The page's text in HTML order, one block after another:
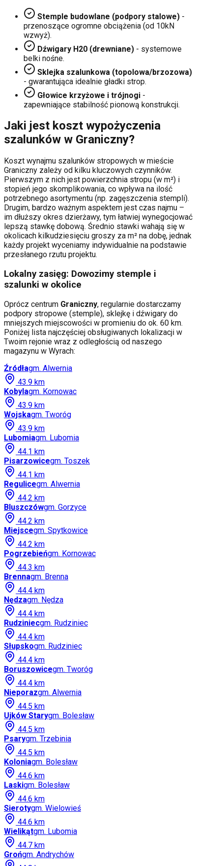
Stemple budowlane (podpory stalowe) -
przenoszące ogromne obciążenia (od 10kN
wzwyż).
Dźwigary H20 (drewniane) - systemowe
belki nośne.
Sklejka szalunkowa (topolowa/brzozowa)
- gwarantująca idealnie gładki strop.
Głowice krzyżowe i trójnogi -
zapewniające stabilność pionową konstrukcji.
Jaki jest koszt wypożyczenia
szalunków w Graniczny?
Koszt wynajmu szalunków stropowych w mieście
Graniczny zależy od kilku kluczowych czynników.
Pierwszym z nich jest powierzchnia stropu (w m²) i
stopień jego skomplikowania, co wpływa na ilość
potrzebnego asortymentu (np. zagęszczenia stempli).
Drugim, bardzo ważnym aspektem jest czas najmu –
im dłuższy okres dzierżawy, tym łatwiej wynegocjować
lepszą stawkę dobową. Średnio stawki wahają się w
okolicach kilkudziesięciu groszy za m² na dobę, jednak
każdy projekt wyceniamy indywidualnie na podstawie
przesłanego rzutu projektu.
Lokalny zasięg: Dowozimy stemple i
szalunki w okolice
Oprócz centrum Graniczny, regularnie dostarczamy
podpory stropowe (stemple), sklejkę i dźwigary do
mniejszych miejscowości w promieniu do ok. 60 km.
Poniżej lista najczęściej obsługiwanych lokalizacji w
Twoim rejonie wraz z odległością od naszego
magazynu w Wyrach:
Źródłagm. Alwernia
43.9 km
Kobylagm. Kornowac
43.9 km
Wojskagm. Tworóg
43.9 km
Lubomiagm. Lubomia
44.1 km
Pisarzowicegm. Toszek
44.1 km
Regulicegm. Alwernia
44.2 km
Bluszczówgm. Gorzyce
44.2 km
Miejscegm. Spytkowice
44.2 km
Pogrzebieńgm. Kornowac
44.3 km
Brennagm. Brenna
44.4 km
Nędzagm. Nędza
44.4 km
Rudziniecgm. Rudziniec
44.4 km
Słupskogm. Rudziniec
44.4 km
Boruszowicegm. Tworóg
44.4 km
Nieporazgm. Alwernia
44.5 km
Ujków Starygm. Bolesław
44.5 km
Psarygm. Trzebinia
44.5 km
Koloniagm. Bolesław
44.6 km
Laskigm. Bolesław
44.6 km
Sierotygm. Wielowieś
44.6 km
Wielikątgm. Lubomia
44.7 km
Grońgm. Andrychów